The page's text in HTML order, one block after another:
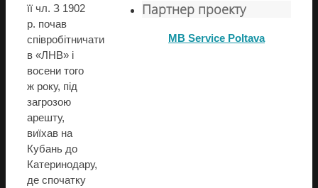
її чл. З 1902
р. почав
співробітничати
в «ЛНВ» і
восени того
ж року, під
загрозою
арешту,
виїхав на
Кубань до
Катеринодару,
де спочатку
Партнер проекту
MB Service Poltava